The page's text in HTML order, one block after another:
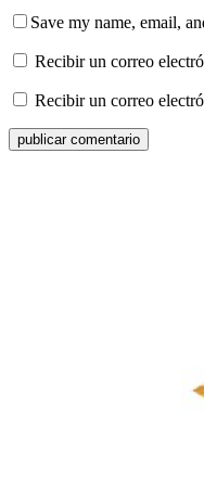
Save my name, email,
Recibir un correo
Recibir un correo